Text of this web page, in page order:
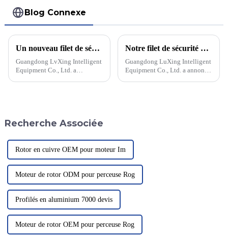
Blog Connexe
Un nouveau filet de sécurité pour héliport améliore la sécurité aérienne
Guangdong LvXing Intelligent
Equipment Co., Ltd. a
innovant...
Notre filet de sécurité a grandement amélioré la sécurité de l'héliport
Guangdong LuXing Intelligent
Equipment Co., Ltd. a annoncé
Recherche Associée
Rotor en cuivre OEM pour moteur Im
Moteur de rotor ODM pour perceuse Rog
Profilés en aluminium 7000 devis
Moteur de rotor OEM pour perceuse Rog